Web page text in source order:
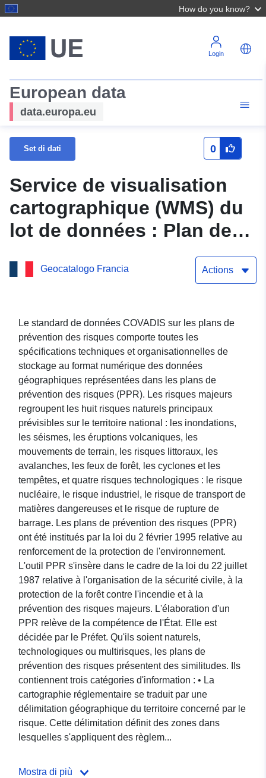
How do you know?
Login
European data
data.europa.eu
Set di dati 0
Service de visualisation
cartographique (WMS) du
lot de données : Plan de
prévention des risques
naturels de mouvement de
Sauveterre - Département
de Tarn-et-Garonne
Geocatalogo Francia Actions
Le standard de données COVADIS sur les plans de
prévention des risques comporte toutes les
spécifications techniques et organisationnelles de
stockage au format numérique des données
géographiques représentées dans les plans de
prévention des risques (PPR). Les risques majeurs
regroupent les huit risques naturels principaux
prévisibles sur le territoire national : les inondations,
les séismes, les éruptions volcaniques, les
mouvements de terrain, les risques littoraux, les
avalanches, les feux de forêt, les cyclones et les
tempêtes, et quatre risques technologiques : le risque
nucléaire, le risque industriel, le risque de transport de
matières dangereuses et le risque de rupture de
barrage. Les plans de prévention des risques (PPR)
ont été institués par la loi du 2 février 1995 relative au
renforcement de la protection de l'environnement.
L'outil PPR s'insère dans le cadre de la loi du 22 juillet
1987 relative à l'organisation de la sécurité civile, à la
protection de la forêt contre l'incendie et à la
prévention des risques majeurs. L'élaboration d'un
PPR relève de la compétence de l'État. Elle est
décidée par le Préfet. Qu'ils soient naturels,
technologiques ou multirisques, les plans de
prévention des risques présentent des similitudes. Ils
contiennent trois catégories d'information : • La
cartographie réglementaire se traduit par une
délimitation géographique du territoire concerné par le
risque. Cette délimitation définit des zones dans
lesquelles s'appliquent des règlem...
Mostra di più